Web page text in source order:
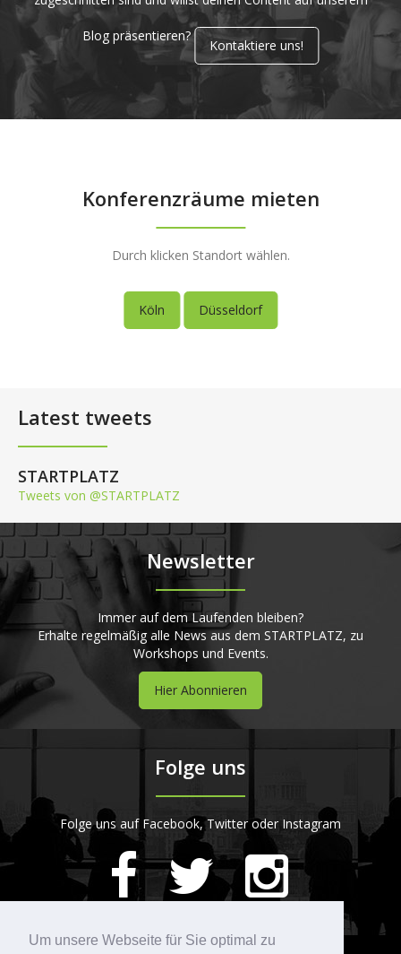
Um unsere Webseite für Sie optimal zu
Blog präsentieren?
Kontaktiere uns!
Konferenzräume mieten
Durch klicken Standort wählen.
Köln Düsseldorf
Latest tweets
STARTPLATZ
Tweets von @STARTPLATZ
Newsletter
Immer auf dem Laufenden bleiben?
Erhalte regelmäßig alle News aus dem STARTPLATZ, zu
Workshops und Events.
Hier Abonnieren
Folge uns
Folge uns auf Facebook, Twitter oder Instagram
420Bewertungen auf ProvenExpert.com